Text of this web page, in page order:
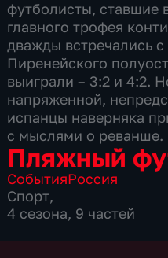
футболисты, ставшие
главного трофея
дважды встречались
Пиренейского
выиграли – 3:2 и 4:2.
напряженной,
испанцы наверняка
с мыслями о реванше.
Пляжный
СобытияРоссия
Спорт,
4 сезона, 9 частей